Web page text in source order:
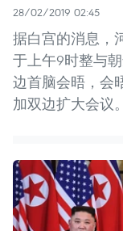
28/02/2019 02:45
据白宫的消息，
于上午9时整与
边首脑会晤，会
加双边扩大会议。